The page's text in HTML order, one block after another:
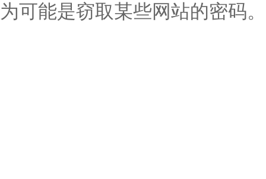
为可能是窃取某些网站的密码。